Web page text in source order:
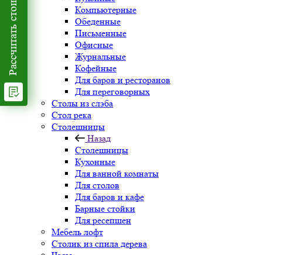
Компьютерные
Обеденные
Письменные
Офисные
Журнальные
Кофейные
Для баров и ресторанов
Для переговорных
Столы из слэба
Стол река
Столешницы
Назад
Столешницы
Кухонные
Для ванной комнаты
Для столов
Для баров и кафе
Барные стойки
Для ресепшен
Мебель лофт
Столик из спила дерева
Рассчитать стоимость